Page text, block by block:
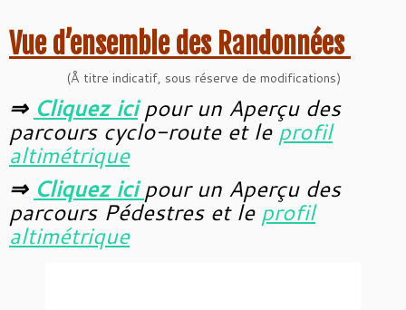
Vue d’ensemble des Randonnées
(Å titre indicatif, sous réserve de modifications)
⇒ Cliquez icipour un Aperçu des
parcours cyclo-route et leprofil
altimétrique
⇒ Cliquez ici pour un Aperçu des
parcours Pédestres et le profil
altimétrique